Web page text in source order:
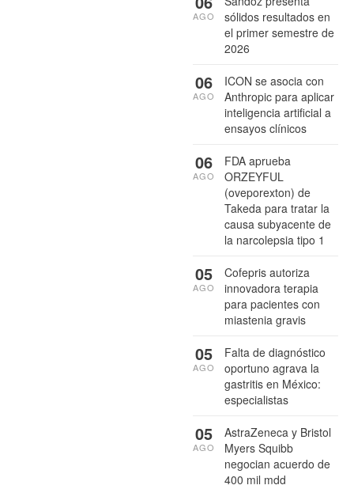
sólidos resultados en
el primer semestre de
2026
AGO
ICON se asocia con
Anthropic para aplicar
inteligencia artificial a
ensayos clínicos
06
AGO
FDA aprueba
ORZEYFUL
(oveporexton) de
Takeda para tratar la
causa subyacente de
la narcolepsia tipo 1
06
AGO
Cofepris autoriza
innovadora terapia
para pacientes con
miastenia gravis
05
AGO
Falta de diagnóstico
oportuno agrava la
gastritis en México:
especialistas
05
AGO
AstraZeneca y Bristol
Myers Squibb
negocian acuerdo de
400 mil mdd
05
AGO